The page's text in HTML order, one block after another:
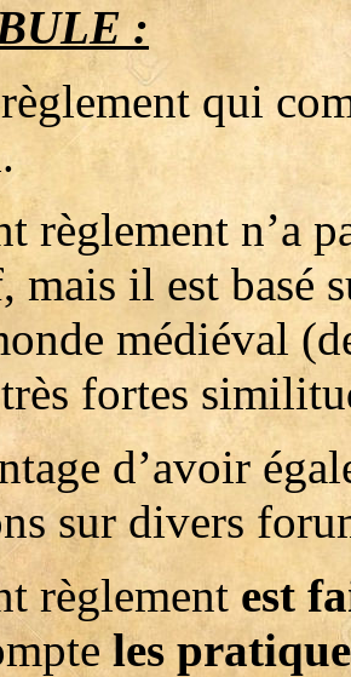
:
qui
règlement n’a
mais il est basé
médiéval
fortes
d’avoir
sur divers
règlement est
les